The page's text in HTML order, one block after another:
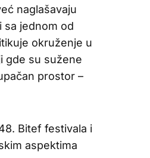
naglašavaju
sa jednom od
okruženje u
gde su sužene
prostor –
Bitef festivala i
aspektima